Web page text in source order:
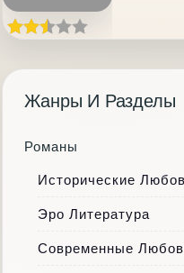
Жанры И Разделы
Романы
Исторические
Эро Литература
Современные